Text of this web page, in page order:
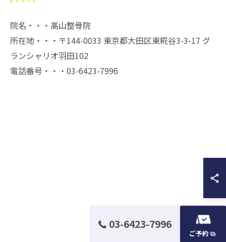
院名・・・髙山整骨院
所在地・・・〒144-0033 東京都大田区東糀谷3-3-17 グ
ランシャリオ羽田102
電話番号・・・03-6423-7996
03-6423-7996
ご予約